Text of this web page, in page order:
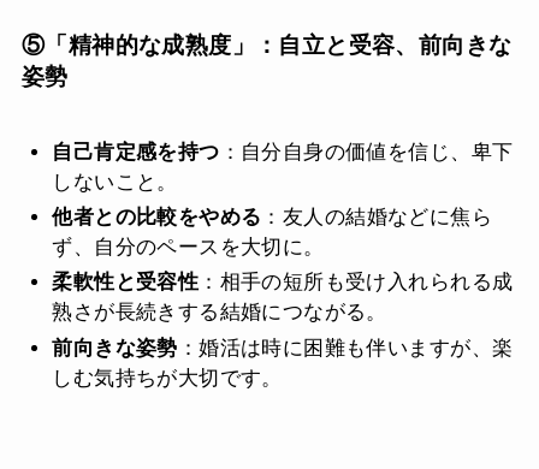
⑤「精神的な成熟度」：自立と受容、前向きな
姿勢
自己肯定感を持つ ：自分自身の価値を信じ、卑下
しないこと。
他者との比較をやめる ：友人の結婚などに焦ら
ず、自分のペースを大切に。
柔軟性と受容性 ：相手の短所も受け入れられる成
熟さが長続きする結婚につながる。
前向きな姿勢 ：婚活は時に困難も伴いますが、楽
しむ気持ちが大切です。